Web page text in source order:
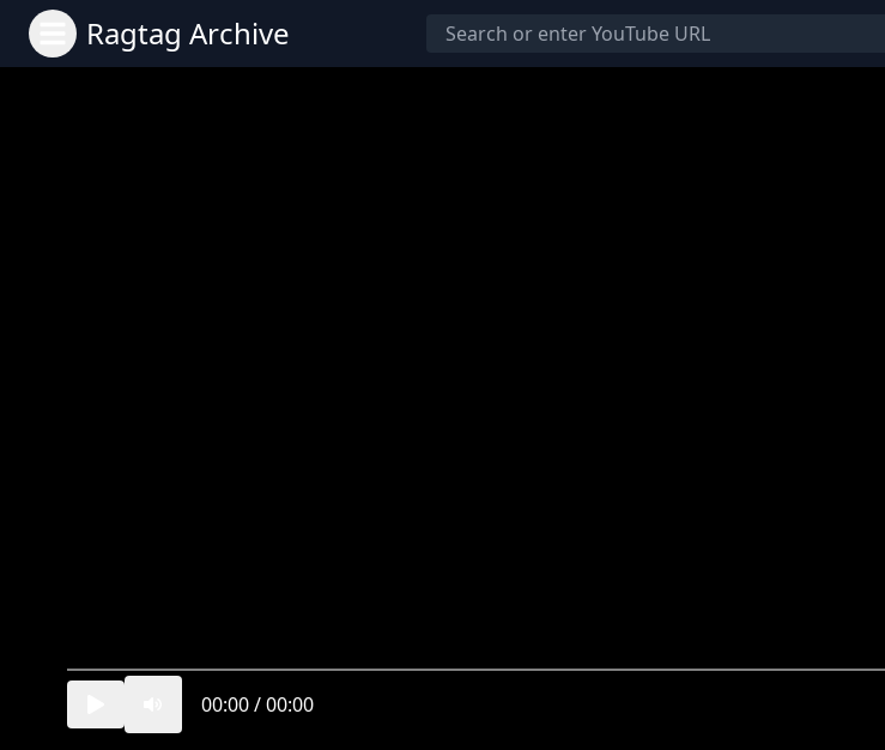
Ragtag Archive
00:00/00:00